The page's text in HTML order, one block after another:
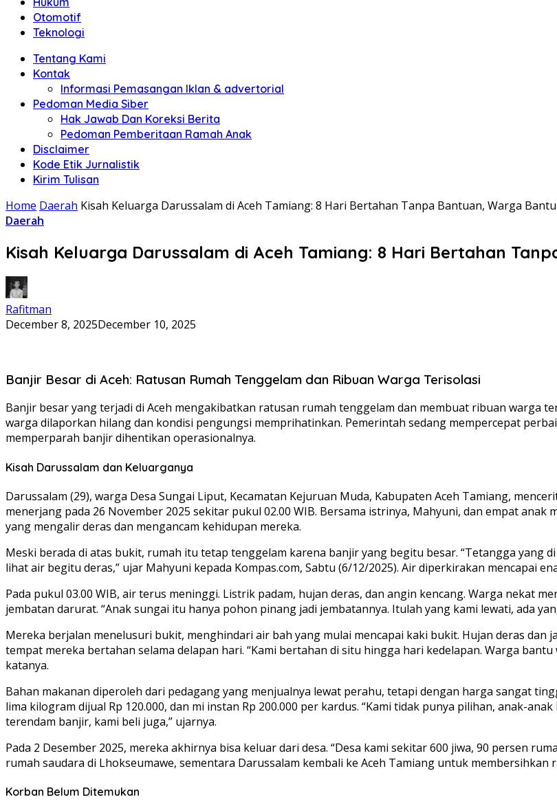
Otomotif
Teknologi
Tentang Kami
Kontak
Informasi Pemasangan Iklan & advertorial
Pedoman Media Siber
Hak Jawab Dan Koreksi Berita
Pedoman Pemberitaan Ramah Anak
Disclaimer
Kode Etik Jurnalistik
Kirim Tulisan
Home Daerah Kisah Keluarga Darussalam di Aceh Tamiang: 8 Hari Bertahan Tanpa Bantuan, Warga Bantu
Daerah
Kisah Keluarga Darussalam di Aceh Tamiang: 8 Hari Bertahan
Rafitman
December 8, 2025December 10, 2025
Banjir Besar di Aceh: Ratusan Rumah Tenggelam dan Ribuan Warga Terisolasi
Banjir besar yang terjadi di Aceh mengakibatkan ratusan rumah tenggelam dan membuat ribuan warga
warga dilaporkan hilang dan kondisi pengungsi memprihatinkan. Pemerintah sedang mempercepat
memperparah banjir dihentikan operasionalnya.
Kisah Darussalam dan Keluarganya
Darussalam (29), warga Desa Sungai Liput, Kecamatan Kejuruan Muda, Kabupaten Aceh Tamiang,
menerjang pada 26 November 2025 sekitar pukul 02.00 WIB. Bersama istrinya, Mahyuni, dan empat
yang mengalir deras dan mengancam kehidupan mereka.
Meski berada di atas bukit, rumah itu tetap tenggelam karena banjir yang begitu besar. “Tetangga yang
lihat air begitu deras,” ujar Mahyuni kepada Kompas.com, Sabtu (6/12/2025). Air diperkirakan mencapai
Pada pukul 03.00 WIB, air terus meninggi. Listrik padam, hujan deras, dan angin kencang. Warga nekat
jembatan darurat. “Anak sungai itu hanya pohon pinang jadi jembatannya. Itulah yang kami lewati, ada
Mereka berjalan menelusuri bukit, menghindari air bah yang mulai mencapai kaki bukit. Hujan deras
tempat mereka bertahan selama delapan hari. “Kami bertahan di situ hingga hari kedelapan. Warga
katanya.
Bahan makanan diperoleh dari pedagang yang menjualnya lewat perahu, tetapi dengan harga sangat
lima kilogram dijual Rp 120.000, dan mi instan Rp 200.000 per kardus. “Kami tidak punya pilihan, anak-
terendam banjir, kami beli juga,” ujarnya.
Pada 2 Desember 2025, mereka akhirnya bisa keluar dari desa. “Desa kami sekitar 600 jiwa, 90 persen
rumah saudara di Lhokseumawe, sementara Darussalam kembali ke Aceh Tamiang untuk membersihkan
Korban Belum Ditemukan